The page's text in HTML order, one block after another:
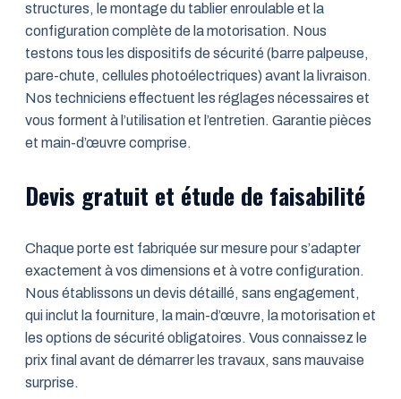
structures, le montage du tablier enroulable et la
configuration complète de la motorisation. Nous
testons tous les dispositifs de sécurité (barre palpeuse,
pare-chute, cellules photoélectriques) avant la livraison.
Nos techniciens effectuent les réglages nécessaires et
vous forment à l’utilisation et l’entretien. Garantie pièces
et main-d’œuvre comprise.
Devis gratuit et étude de faisabilité
Chaque porte est fabriquée sur mesure pour s’adapter
exactement à vos dimensions et à votre configuration.
Nous établissons un devis détaillé, sans engagement,
qui inclut la fourniture, la main-d’œuvre, la motorisation et
les options de sécurité obligatoires. Vous connaissez le
prix final avant de démarrer les travaux, sans mauvaise
surprise.